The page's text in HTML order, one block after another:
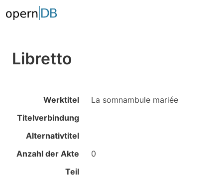
Libretto
Werktitel
La somnambule mariée
Titelverbindung
Alternativtitel
Anzahl der Akte
0
Teil